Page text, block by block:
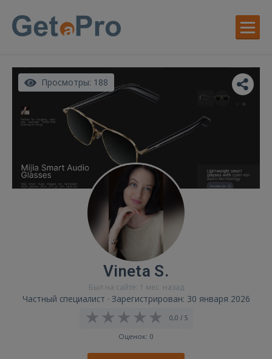
Просмотры: 188
Vineta S.
Был на сайте: 1 мес. назад
Частный специалист · Зарегистрирован: 30 января 2026
0,0 / 5
Оценок: 0